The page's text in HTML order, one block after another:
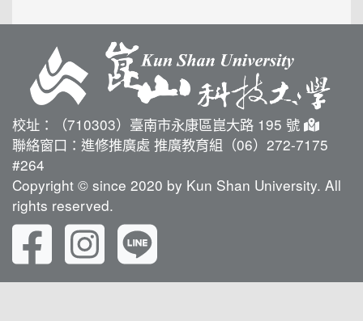
校址：（710303）臺南市永康區崑大路 195 號
聯絡窗口：進修推廣處 推廣教育組（06）272-7175
#264
Copyright © since 2020 by Kun Shan University. All
rights reserved.